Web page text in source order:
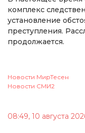
комплекс
установление
преступления.
продолжается.
Новости МирТесен
Новости СМИ2
08:49, 10 августа